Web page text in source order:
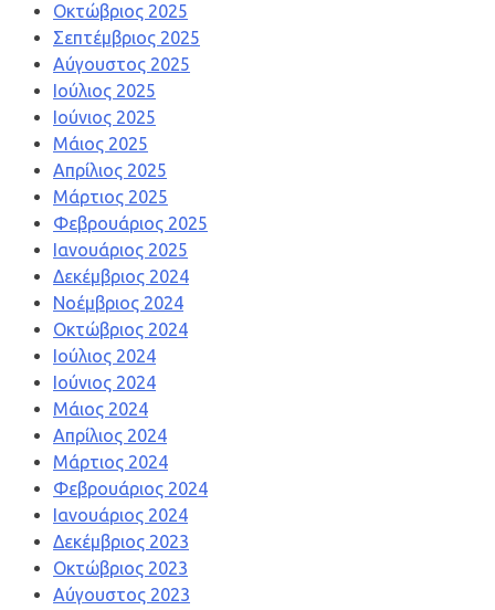
Οκτώβριος 2025
Σεπτέμβριος 2025
Αύγουστος 2025
Ιούλιος 2025
Ιούνιος 2025
Μάιος 2025
Απρίλιος 2025
Μάρτιος 2025
Φεβρουάριος 2025
Ιανουάριος 2025
Δεκέμβριος 2024
Νοέμβριος 2024
Οκτώβριος 2024
Ιούλιος 2024
Ιούνιος 2024
Μάιος 2024
Απρίλιος 2024
Μάρτιος 2024
Φεβρουάριος 2024
Ιανουάριος 2024
Δεκέμβριος 2023
Οκτώβριος 2023
Αύγουστος 2023